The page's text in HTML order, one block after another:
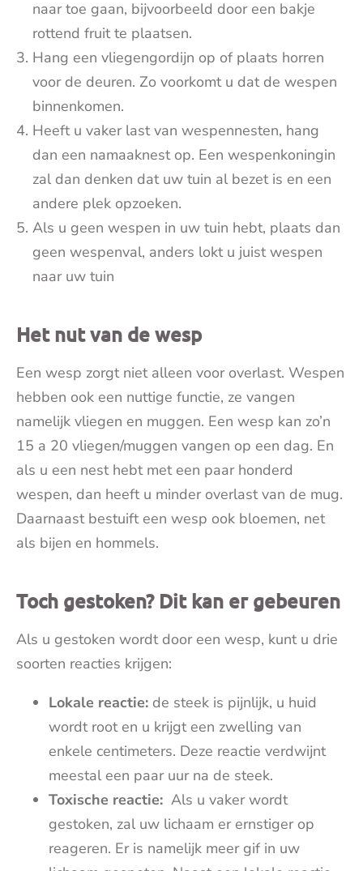
naar toe gaan, bijvoorbeeld door een bakje
rottend fruit te plaatsen.
Hang een vliegengordijn op of plaats horren
voor de deuren. Zo voorkomt u dat de wespen
binnenkomen.
Heeft u vaker last van wespennesten, hang
dan een namaaknest op. Een wespenkoningin
zal dan denken dat uw tuin al bezet is en een
andere plek opzoeken.
Als u geen wespen in uw tuin hebt, plaats dan
geen wespenval, anders lokt u juist wespen
naar uw tuin
Het nut van de wesp
Een wesp zorgt niet alleen voor overlast. Wespen
hebben ook een nuttige functie, ze vangen
namelijk vliegen en muggen. Een wesp kan zo’n
15 a 20 vliegen/muggen vangen op een dag. En
als u een nest hebt met een paar honderd
wespen, dan heeft u minder overlast van de mug.
Daarnaast bestuift een wesp ook bloemen, net
als bijen en hommels.
Toch gestoken? Dit kan er gebeuren
Als u gestoken wordt door een wesp, kunt u drie
soorten reacties krijgen:
Lokale reactie: de steek is pijnlijk, u huid
wordt root en u krijgt een zwelling van
enkele centimeters. Deze reactie verdwijnt
meestal een paar uur na de steek.
Toxische reactie: Als u vaker wordt
gestoken, zal uw lichaam er ernstiger op
reageren. Er is namelijk meer gif in uw